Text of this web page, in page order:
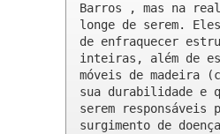
Barros , mas na
longe de serem.
de enfraquecer
inteiras, além de
móveis de madeira
sua durabilidade e
serem responsáveis
surgimento de